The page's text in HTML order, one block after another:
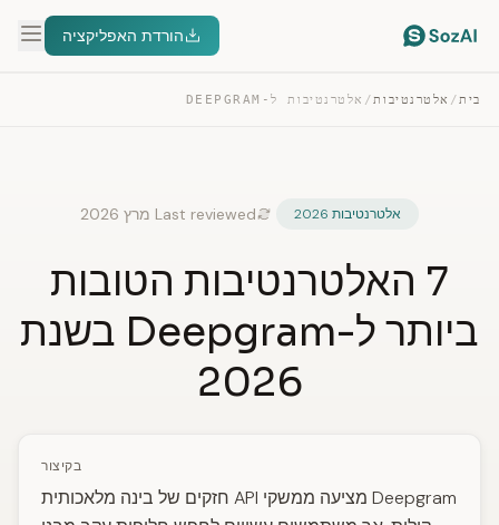
הורדת האפליקציה
בית/ אלטרנטיבות/ אלטרנטיבות ל-DEEPGRAM
אלטרנטיבות 2026 Last reviewed מרץ 2026
7 האלטרנטיבות הטובות
ביותר ל-Deepgram בשנת
2026
בקיצור
Deepgram מציעה ממשקי API חזקים של בינה מלאכותית